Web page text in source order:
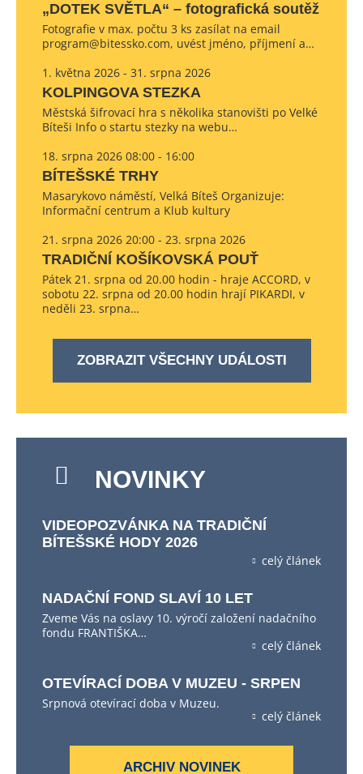
„DOTEK SVĚTLA“ – fotografická soutěž
Fotografie v max. počtu 3 ks zasílat na email
program@bitessko.com, uvést jméno, příjmení a…
1. května 2026 - 31. srpna 2026
KOLPINGOVA STEZKA
Městská šifrovací hra s několika stanovišti po Velké
Bíteši Info o startu stezky na webu…
18. srpna 2026 08:00 - 16:00
BÍTEŠSKÉ TRHY
Masarykovo náměstí, Velká Bíteš Organizuje:
Informační centrum a Klub kultury
21. srpna 2026 20:00 - 23. srpna 2026
TRADIČNÍ KOŠÍKOVSKÁ POUŤ
Pátek 21. srpna od 20.00 hodin - hraje ACCORD, v
sobotu 22. srpna od 20.00 hodin hrají PIKARDI, v
neděli 23. srpna…
ZOBRAZIT VŠECHNY UDÁLOSTI
NOVINKY
VIDEOPOZVÁNKA NA TRADIČNÍ
BÍTEŠSKÉ HODY 2026
celý článek
NADAČNÍ FOND SLAVÍ 10 LET
Zveme Vás na oslavy 10. výročí založení nadačního
fondu FRANTIŠKA…
celý článek
OTEVÍRACÍ DOBA V MUZEU - SRPEN
Srpnová otevírací doba v Muzeu.
celý článek
ARCHIV NOVINEK